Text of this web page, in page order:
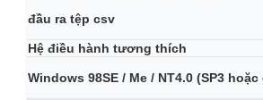
đầu ra tệp csv
Hệ điều hành tương thích
Windows 98SE / Me / NT4.0 (SP3